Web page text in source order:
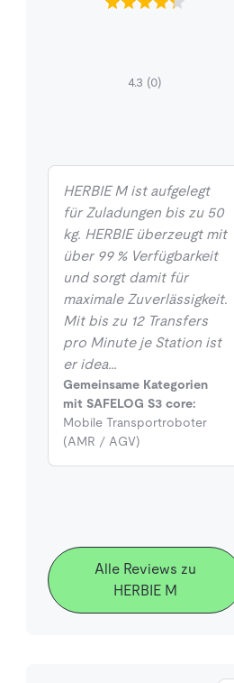
4.3 (0)
HERBIE M ist aufgelegt
für Zuladungen bis zu 50
kg. HERBIE überzeugt mit
über 99 % Verfügbarkeit
und sorgt damit für
maximale Zuverlässigkeit.
Mit bis zu 12 Transfers
pro Minute je Station ist
er idea…
Gemeinsame Kategorien
mit SAFELOG S3 core:
Mobile Transportroboter
(AMR / AGV)
Alle Reviews zu
HERBIE M